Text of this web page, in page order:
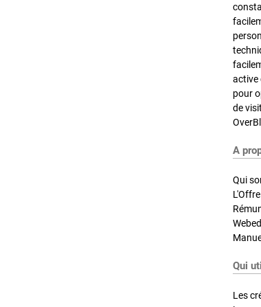
active
pour
de
A
Qui
Qui
Les